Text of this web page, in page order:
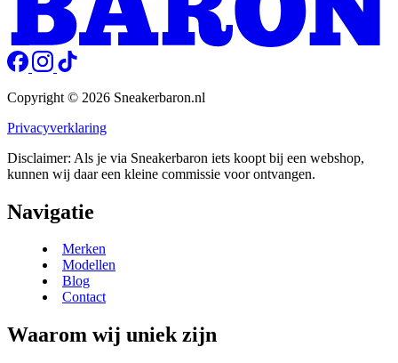
Copyright © 2026 Sneakerbaron.nl
Privacyverklaring
Disclaimer: Als je via Sneakerbaron iets koopt bij een webshop,
kunnen wij daar een kleine commissie voor ontvangen.
Navigatie
Merken
Modellen
Blog
Contact
Waarom wij uniek zijn